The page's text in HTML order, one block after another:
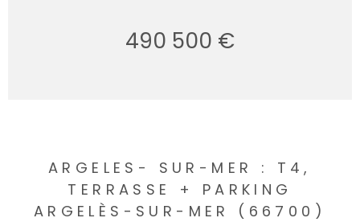
490 500 €
ARGELES- SUR-MER : T4,
TERRASSE + PARKING
ARGELÈS-SUR-MER (66700)